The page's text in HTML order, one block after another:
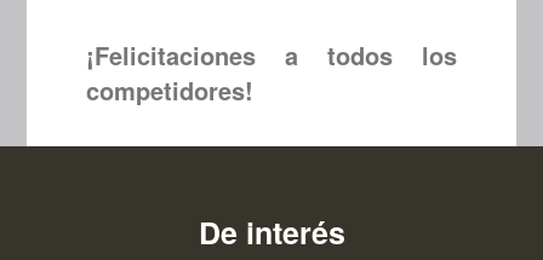
¡Felicitaciones a todos los
competidores!
De interés